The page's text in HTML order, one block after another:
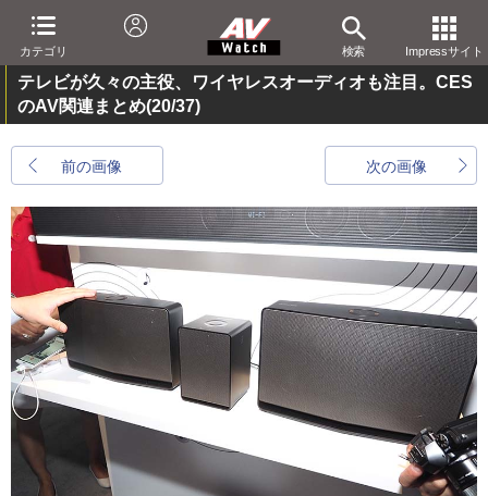
カテゴリ 検索 Impressサイト
テレビが久々の主役、ワイヤレスオーディオも注目。CES
のAV関連まとめ(20/37)
前の画像 次の画像